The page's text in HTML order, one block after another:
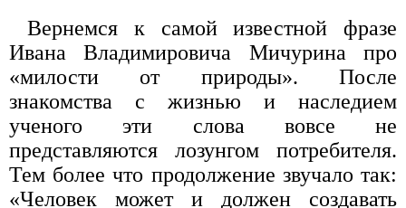
Вернемся к самой известной фразе
Ивана Владимировича Мичурина про
«милости от природы». После
знакомства с жизнью и наследием
ученого эти слова вовсе не
представляются лозунгом потребителя.
Тем более что продолжение звучало так:
«Человек может и должен создавать